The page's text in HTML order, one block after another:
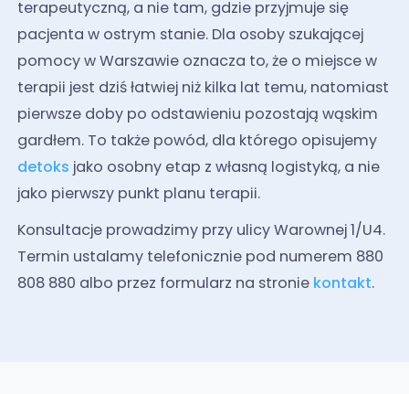
terapeutyczną, a nie tam, gdzie przyjmuje się
pacjenta w ostrym stanie. Dla osoby szukającej
pomocy w Warszawie oznacza to, że o miejsce w
terapii jest dziś łatwiej niż kilka lat temu, natomiast
pierwsze doby po odstawieniu pozostają wąskim
gardłem. To także powód, dla którego opisujemy
detoks jako osobny etap z własną logistyką, a nie
jako pierwszy punkt planu terapii.
Konsultacje prowadzimy przy ulicy Warownej 1/U4.
Termin ustalamy telefonicznie pod numerem 880
808 880 albo przez formularz na stronie kontakt.